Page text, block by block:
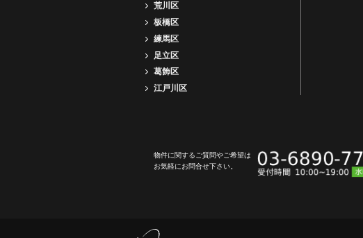
荒川区
板橋区
練馬区
足立区
葛飾区
江戸川区
物件に関するご質問やご希望は
お気軽にお問合せ下さい。